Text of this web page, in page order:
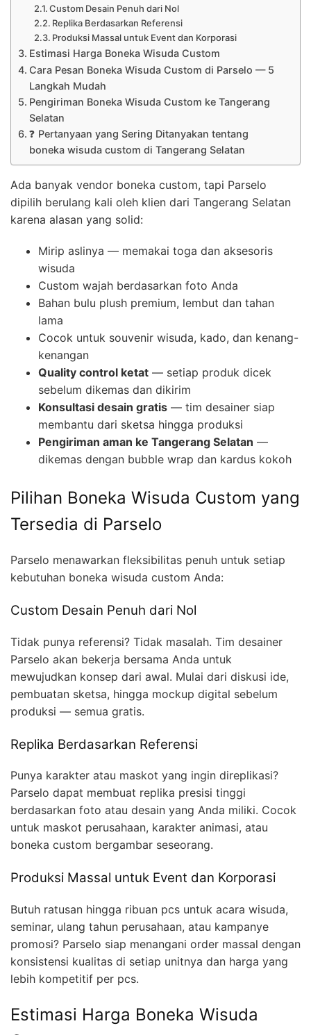
Custom Desain Penuh dari Nol
Replika Berdasarkan Referensi
Produksi Massal untuk Event dan Korporasi
Estimasi Harga Boneka Wisuda Custom
Cara Pesan Boneka Wisuda Custom di Parselo — 5
Langkah Mudah
Pengiriman Boneka Wisuda Custom ke Tangerang
Selatan
❓ Pertanyaan yang Sering Ditanyakan tentang
boneka wisuda custom di Tangerang Selatan
Ada banyak vendor boneka custom, tapi Parselo
dipilih berulang kali oleh klien dari Tangerang Selatan
karena alasan yang solid:
Mirip aslinya — memakai toga dan aksesoris
wisuda
Custom wajah berdasarkan foto Anda
Bahan bulu plush premium, lembut dan tahan
lama
Cocok untuk souvenir wisuda, kado, dan kenang-
kenangan
Quality control ketat — setiap produk dicek
sebelum dikemas dan dikirim
Konsultasi desain gratis — tim desainer siap
membantu dari sketsa hingga produksi
Pengiriman aman ke Tangerang Selatan —
dikemas dengan bubble wrap dan kardus kokoh
Pilihan Boneka Wisuda Custom yang
Tersedia di Parselo
Parselo menawarkan fleksibilitas penuh untuk setiap
kebutuhan boneka wisuda custom Anda:
Custom Desain Penuh dari Nol
Tidak punya referensi? Tidak masalah. Tim desainer
Parselo akan bekerja bersama Anda untuk
mewujudkan konsep dari awal. Mulai dari diskusi ide,
pembuatan sketsa, hingga mockup digital sebelum
produksi — semua gratis.
Replika Berdasarkan Referensi
Punya karakter atau maskot yang ingin direplikasi?
Parselo dapat membuat replika presisi tinggi
berdasarkan foto atau desain yang Anda miliki. Cocok
untuk maskot perusahaan, karakter animasi, atau
boneka custom bergambar seseorang.
Produksi Massal untuk Event dan Korporasi
Butuh ratusan hingga ribuan pcs untuk acara wisuda,
seminar, ulang tahun perusahaan, atau kampanye
promosi? Parselo siap menangani order massal dengan
konsistensi kualitas di setiap unitnya dan harga yang
lebih kompetitif per pcs.
Estimasi Harga Boneka Wisuda